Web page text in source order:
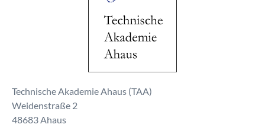
Technische Akademie Ahaus (TAA)
Weidenstraße 2
48683 Ahaus